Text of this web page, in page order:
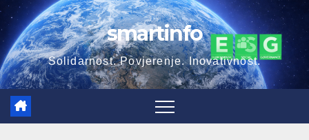
Skip
to
content
smartinfo
Solidarnost. Povjerenje. Inovativnost.